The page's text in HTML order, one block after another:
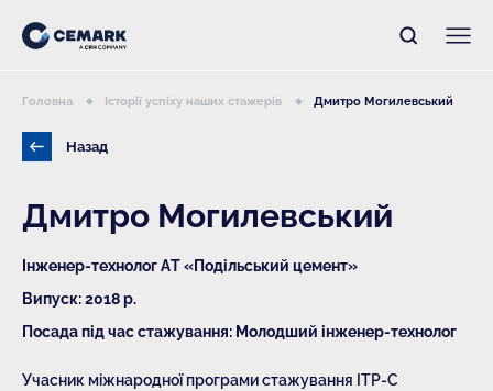
Назад
Головна Історії успіху наших стажерів Дмитро Могилевський
Дмитро Могилевський
Інженер-технолог АТ «Подільський цемент»
Випуск: 2018 р.
Посада під час стажування: Молодший інженер-технолог
Учасник міжнародної програми стажування ITP-C